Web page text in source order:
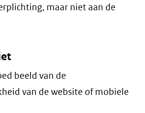
maar niet aan de
beeld van de
van de website of mobiele